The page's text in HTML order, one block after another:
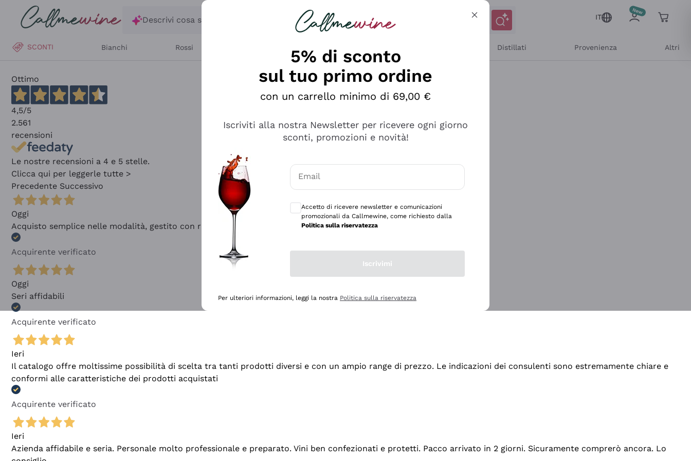
Salta al contenuto principale
Descrivi cosa stai cercando
IT
SCONTI Bianchi Rossi Distillati Provenienza Altri
Ottimo
4,5/5
2.561
recensioni
Le nostre recensioni a 4 e 5 stelle.
Clicca qui per leggerle tutte >
Precedente Successivo
Oggi
Acquisto semplice nelle modalità, gestito con rapidità e professionalità
Acquirente verificato
Oggi
Seri affidabili
Acquirente verificato
Ieri
Il catalogo offre moltissime possibilità di scelta tra tanti prodotti diversi e con un ampio range di prezzo. Le indicazioni dei consulenti sono estremamente chiare e
conformi alle caratteristiche dei prodotti acquistati
Acquirente verificato
Ieri
Azienda affidabile e seria. Personale molto professionale e preparato. Vini ben confezionati e protetti. Pacco arrivato in 2 giorni. Sicuramente comprerò ancora. Lo
5% di sconto
sul tuo primo ordine
con un carrello minimo di 69,00 €
Iscriviti alla nostra Newsletter per ricevere ogni giorno
sconti, promozioni e novità!
Email
Accetto di ricevere newsletter e comunicazioni
promozionali da Callmewine, come richiesto dalla
Politica sulla riservatezza
Iscrivimi
Per ulteriori informazioni, leggi la nostra Politica sulla riservatezza